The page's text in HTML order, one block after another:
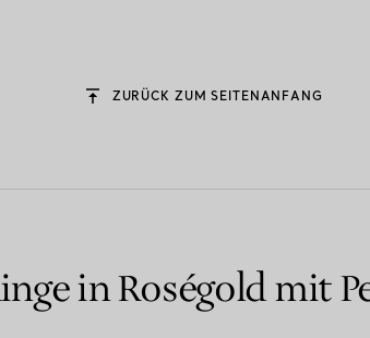
ZURÜCK ZUM SEITENANFANG
in Roségold mit